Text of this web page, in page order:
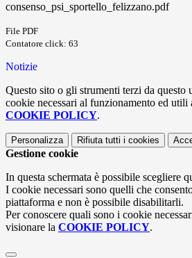
consenso_psi_sportello_felizzano.pdf
File PDF
Contatore click: 63
Notizie
Questo sito o gli strumenti terzi da
cookie necessari al funzionamento ed
COOKIE POLICY.
Personalizza Rifiuta tutti i cookies
Gestione cookie
In questa schermata è possibile scegliere
I cookie necessari sono quelli che
piattaforma e non è possibile disabilitarli.
Per conoscere quali sono i cookie
visionare la COOKIE POLICY.